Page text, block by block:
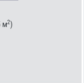
м2)